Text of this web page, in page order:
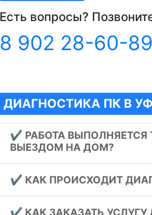
Есть вопросы?
8 902 28-60-89
ДИАГНОСТИКА ПК В
✔️ РАБОТА
ВЫЕЗДОМ НА ДОМ?
✔️ КАК ПРОИСХОДИТ
✔️ КАК ЗАКАЗАТЬ